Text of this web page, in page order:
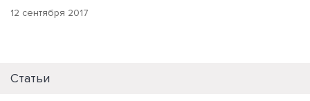
12 сентября 2017
Статьи